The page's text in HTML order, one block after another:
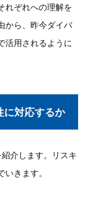
れぞれへの理解を
から、昨今ダイバ
活用されるように
に対応するか
介します。リスキ
きます。